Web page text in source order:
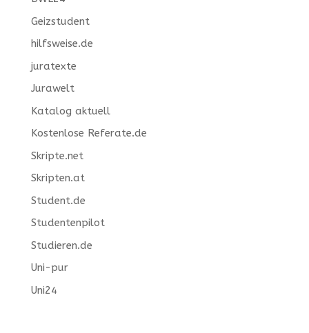
Geizstudent
hilfsweise.de
juratexte
Jurawelt
Katalog aktuell
Kostenlose Referate.de
Skripte.net
Skripten.at
Student.de
Studentenpilot
Studieren.de
Uni-pur
Uni24